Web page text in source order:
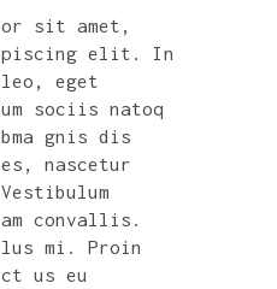
sit amet,
elit. In
eget
sociis natoq
gnis dis
nascetur
convallis.
mi. Proin
us eu